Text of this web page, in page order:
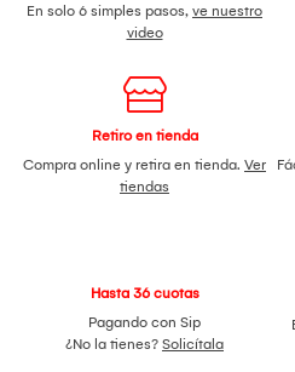
En solo 6 simples pasos, ve nuestro
video
Retiro en tienda
Compra online y retira en tienda. Ver
tiendas
Hasta 36 cuotas
Pagando con Sip
¿No la tienes? Solicítala